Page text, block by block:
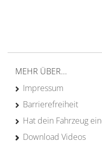
MEHR ÜBER...
Impressum
Barrierefreiheit
Hat dein Fahrzeug
Download Videos